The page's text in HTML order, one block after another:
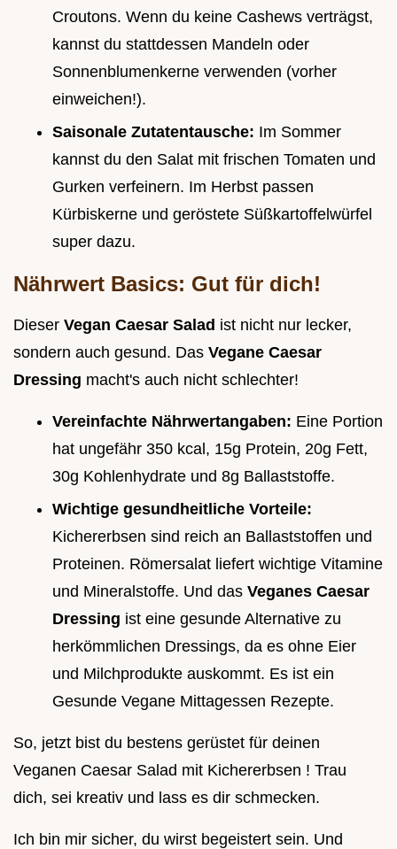
Croutons. Wenn du keine Cashews verträgst,
kannst du stattdessen Mandeln oder
Sonnenblumenkerne verwenden (vorher
einweichen!).
Saisonale Zutatentausche: Im Sommer
kannst du den Salat mit frischen Tomaten und
Gurken verfeinern. Im Herbst passen
Kürbiskerne und geröstete Süßkartoffelwürfel
super dazu.
Nährwert Basics: Gut für dich!
Dieser Vegan Caesar Salad ist nicht nur lecker,
sondern auch gesund. Das Vegane Caesar
Dressing macht's auch nicht schlechter!
Vereinfachte Nährwertangaben: Eine Portion
hat ungefähr 350 kcal, 15g Protein, 20g Fett,
30g Kohlenhydrate und 8g Ballaststoffe.
Wichtige gesundheitliche Vorteile:
Kichererbsen sind reich an Ballaststoffen und
Proteinen. Römersalat liefert wichtige Vitamine
und Mineralstoffe. Und das Veganes Caesar
Dressing ist eine gesunde Alternative zu
herkömmlichen Dressings, da es ohne Eier
und Milchprodukte auskommt. Es ist ein
Gesunde Vegane Mittagessen Rezepte.
So, jetzt bist du bestens gerüstet für deinen
Veganen Caesar Salad mit Kichererbsen ! Trau
dich, sei kreativ und lass es dir schmecken.
Ich bin mir sicher, du wirst begeistert sein. Und